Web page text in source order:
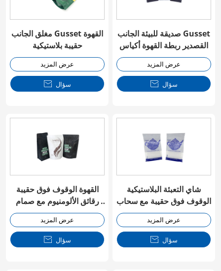
مغلق الجانب Gusset القهوة
حقيبة بلاستيكية
عرض المزيد
 سؤال
صديقة للبيئة الجانب Gusset
القصدير ربطة القهوة أكياس
عرض المزيد
 سؤال
القهوة الوقوف فوق حقيبة
رقائق الألومنيوم مع صمام
زيبلوك
عرض المزيد
 سؤال
شاي التعبئة البلاستيكية
الوقوف فوق حقيبة مع سحاب
عرض المزيد
 سؤال